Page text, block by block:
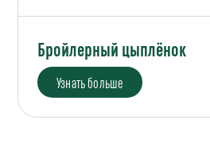
Бройлерный цыплёнок
Узнать больше